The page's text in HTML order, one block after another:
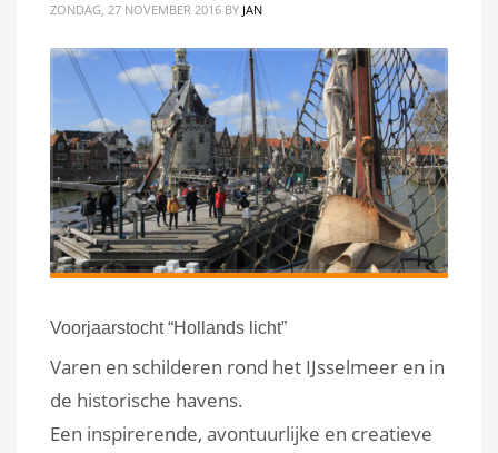
ZONDAG, 27 NOVEMBER 2016 BY JAN
Voorjaarstocht “Hollands licht”
Varen en schilderen rond het IJsselmeer en in
de historische havens.
Een inspirerende, avontuurlijke en creatieve